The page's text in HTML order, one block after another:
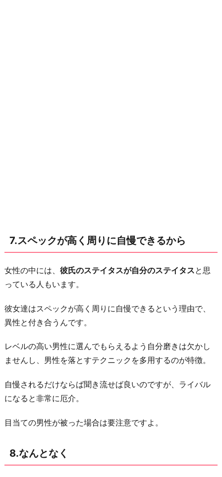
7.スペックが高く周りに自慢できるから
女性の中には、 彼氏のステイタスが自分のステイタスと思
っている人もいます。
彼女達はスペックが高く周りに自慢できるという理由で、
異性と付き合うんです。
レベルの高い男性に選んでもらえるよう自分磨きは欠かし
ませんし、男性を落とすテクニックを多用するのが特徴。
自慢されるだけならば聞き流せば良いのですが、ライバル
になると非常に厄介。
目当ての男性が被った場合は要注意ですよ。
8.なんとなく